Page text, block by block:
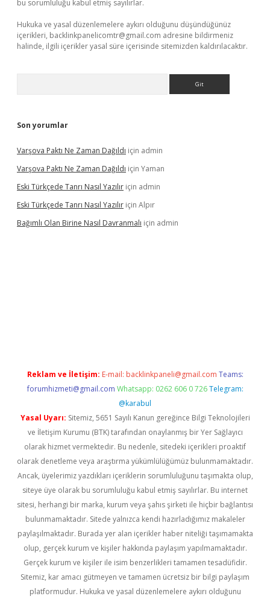
bu sorumluluğu kabul etmiş sayılırlar.
Hukuka ve yasal düzenlemelere aykırı olduğunu düşündüğünüz
içerikleri, backlinkpanelicomtr@gmail.com adresine bildirmeniz
halinde, ilgili içerikler yasal süre içerisinde sitemizden kaldırılacaktır.
Son yorumlar
Varşova Paktı Ne Zaman Dağıldı için admin
Varşova Paktı Ne Zaman Dağıldı için Yaman
Eski Türkçede Tanrı Nasıl Yazılır için admin
Eski Türkçede Tanrı Nasıl Yazılır için Alpır
Bağımlı Olan Birine Nasıl Davranmalı için admin
Reklam ve İletişim: E-mail: backlinkpaneli@gmail.com Teams:
forumhizmeti@gmail.com Whatsapp: 0262 606 0 726 Telegram:
@karabul
Yasal Uyarı: Sitemiz, 5651 Sayılı Kanun gereğince Bilgi Teknolojileri
ve İletişim Kurumu (BTK) tarafından onaylanmış bir Yer Sağlayıcı
olarak hizmet vermektedir. Bu nedenle, sitedeki içerikleri proaktif
olarak denetleme veya araştırma yükümlülüğümüz bulunmamaktadır.
Ancak, üyelerimiz yazdıkları içeriklerin sorumluluğunu taşımakta olup,
siteye üye olarak bu sorumluluğu kabul etmiş sayılırlar. Bu internet
sitesi, herhangi bir marka, kurum veya şahıs şirketi ile hiçbir bağlantısı
bulunmamaktadır. Sitede yalnızca kendi hazırladığımız makaleler
paylaşılmaktadır. Burada yer alan içerikler haber niteliği taşımamakta
olup, gerçek kurum ve kişiler hakkında paylaşım yapılmamaktadır.
Gerçek kurum ve kişiler ile isim benzerlikleri tamamen tesadüfidir.
Sitemiz, kar amacı gütmeyen ve tamamen ücretsiz bir bilgi paylaşım
platformudur. Hukuka ve yasal düzenlemelere aykırı olduğunu